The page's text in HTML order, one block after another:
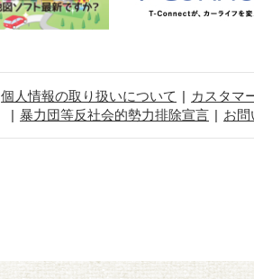
個人情報の取り扱いについて カスタマ
暴力団等反社会的勢力排除宣言
お問